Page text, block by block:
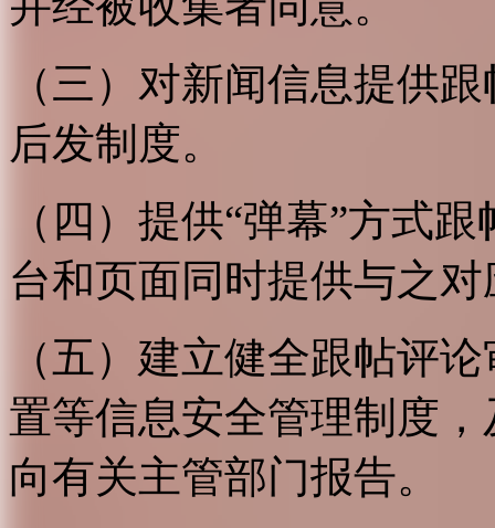
（三）对新闻信息提供
后发制度。
（四）提供“弹幕”方式
台和页面同时提供与之
（五）建立健全跟帖评
置等信息安全管理制度
向有关主管部门报告。